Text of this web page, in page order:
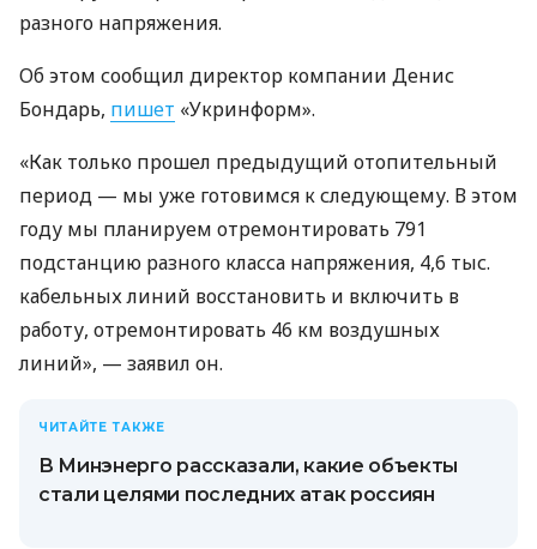
разного напряжения.
Об этом сообщил директор компании Денис
Бондарь, пишет «Укринформ».
«Как только прошел предыдущий отопительный
период — мы уже готовимся к следующему. В этом
году мы планируем отремонтировать 791
подстанцию ​​разного класса напряжения, 4,6 тыс.
кабельных линий восстановить и включить в
работу, отремонтировать 46 км воздушных
линий», — заявил он.
ЧИТАЙТЕ ТАКЖЕ
В Минэнерго рассказали, какие объекты
стали целями последних атак россиян